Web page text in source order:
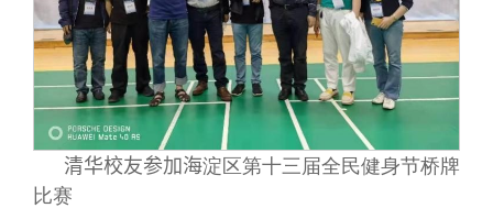
清华校友参加海淀区第十三届全民健身节桥牌
比赛